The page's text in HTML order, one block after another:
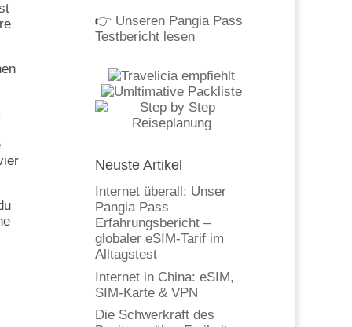
👉 Unseren Pangia Pass
Testbericht lesen
Neuste Artikel
Internet überall: Unser
Pangia Pass
Erfahrungsbericht –
globaler eSIM-Tarif im
Alltagstest
Internet in China: eSIM,
SIM-Karte & VPN
Die Schwerkraft des